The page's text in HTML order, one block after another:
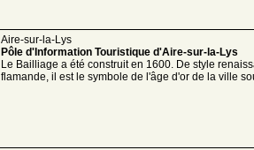
Aire-sur-la-Lys
Pôle d'Information Touristique d'Aire-sur-la-Lys
Le Bailliage a été construit en 1600. De style
flamande, il est le symbole de l'âge d'or de la ville